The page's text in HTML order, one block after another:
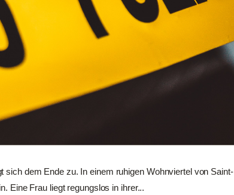
dem Ende zu. In einem ruhigen Wohnviertel von Saint-
Eine Frau liegt regungslos in ihrer...